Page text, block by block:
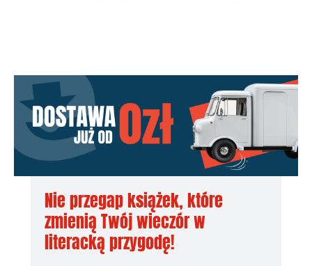
Nie przegap książek, które
zmienią Twój wieczór w
literacką przygodę!